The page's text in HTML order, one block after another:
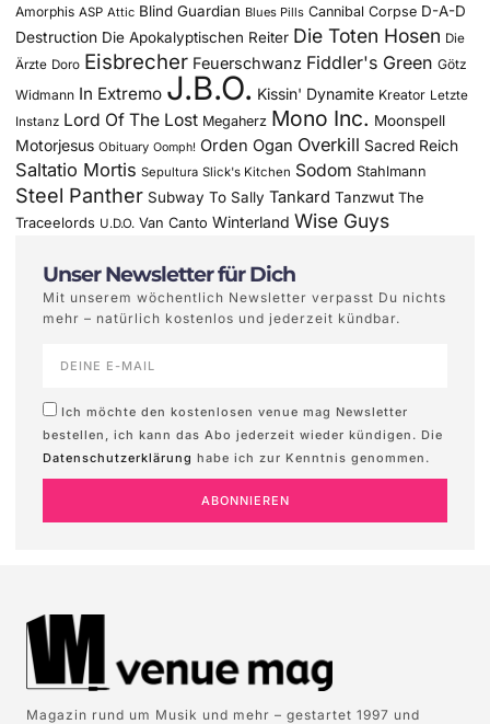
Amorphis ASP Attic Blind Guardian Blues Pills Cannibal Corpse D-A-D
Destruction Die Apokalyptischen Reiter Die Toten Hosen Die
Ärzte Doro Eisbrecher Feuerschwanz Fiddler's Green Götz
Widmann In Extremo J.B.O. Kissin' Dynamite Kreator Letzte
Instanz Lord Of The Lost Megaherz Mono Inc. Moonspell
Motorjesus Obituary Oomph! Orden Ogan Overkill Sacred Reich
Saltatio Mortis Sepultura Slick's Kitchen Sodom Stahlmann
Steel Panther Subway To Sally Tankard Tanzwut The
Traceelords U.D.O. Van Canto Winterland Wise Guys
Unser Newsletter für Dich
Mit unserem wöchentlich Newsletter verpasst Du nichts
mehr – natürlich kostenlos und jederzeit kündbar.
Ich möchte den kostenlosen venue mag Newsletter
bestellen, ich kann das Abo jederzeit wieder kündigen. Die
Datenschutzerklärung habe ich zur Kenntnis genommen.
ABONNIEREN
Magazin rund um Musik und mehr – gestartet 1997 und